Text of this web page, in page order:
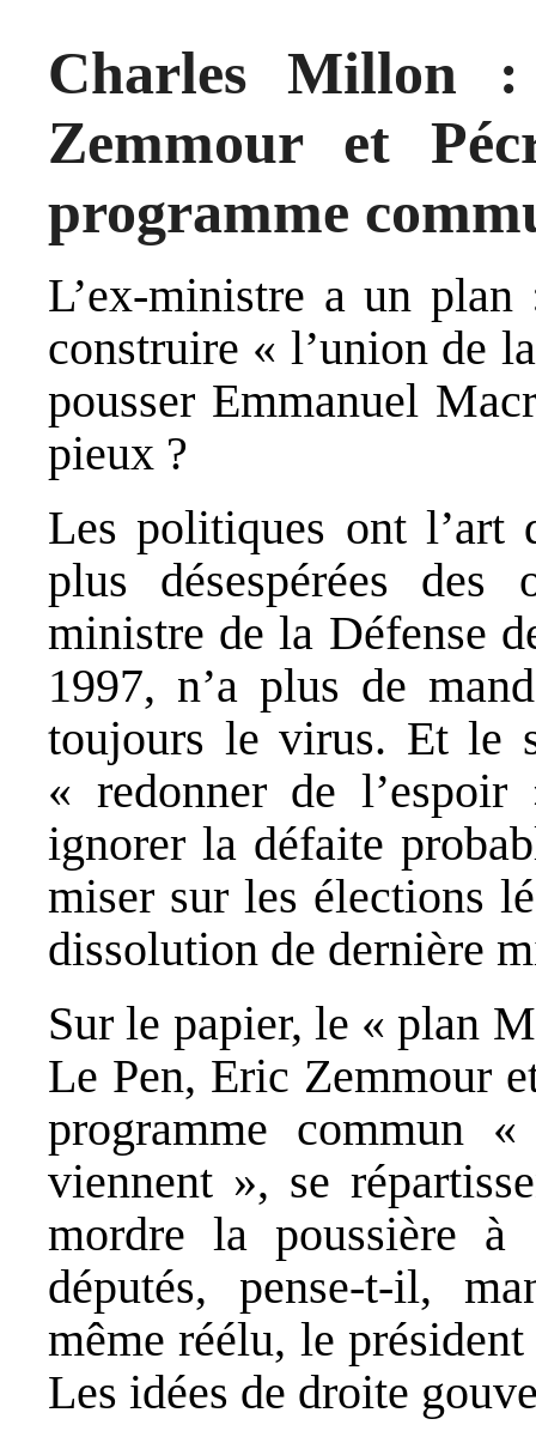
Charles Millon
Zemmour et
programme
L’ex-ministre a un
construire « l’union de
pousser Emmanuel
pieux ?
Les politiques ont l’art
plus désespérées des
ministre de la Défense
1997, n’a plus de
toujours le virus. Et le
« redonner de
ignorer la défaite
miser sur les élections
dissolution de dernière
Sur le papier, le « plan
Le Pen, Eric Zemmour
programme commun
viennent », se
mordre la poussière à
députés, pense-t-il,
même réélu, le
Les idées de droite